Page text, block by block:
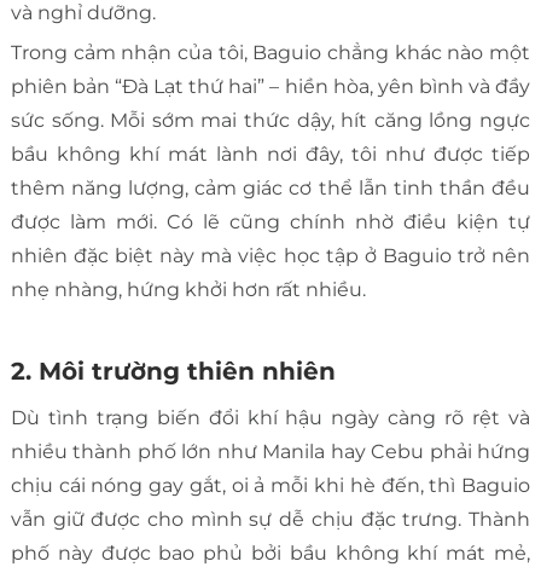
và nghỉ dưỡng.
Trong cảm nhận của tôi, Baguio chẳng khác nào một
phiên bản “Đà Lạt thứ hai” – hiền hòa, yên bình và đầy
sức sống. Mỗi sớm mai thức dậy, hít căng lồng ngực
bầu không khí mát lành nơi đây, tôi như được tiếp
thêm năng lượng, cảm giác cơ thể lẫn tinh thần đều
được làm mới. Có lẽ cũng chính nhờ điều kiện tự
nhiên đặc biệt này mà việc học tập ở Baguio trở nên
nhẹ nhàng, hứng khởi hơn rất nhiều.
2. Môi trường thiên nhiên
Dù tình trạng biến đổi khí hậu ngày càng rõ rệt và
nhiều thành phố lớn như Manila hay Cebu phải hứng
chịu cái nóng gay gắt, oi ả mỗi khi hè đến, thì Baguio
vẫn giữ được cho mình sự dễ chịu đặc trưng. Thành
phố này được bao phủ bởi bầu không khí mát mẻ,